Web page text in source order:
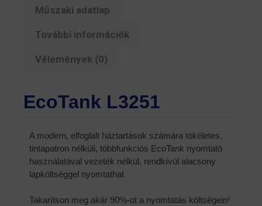
Műszaki adatlap
További információk
Vélemények (0)
EcoTank L3251
A modern, elfoglalt háztartások számára tökéletes,
tintapatron nélküli, többfunkciós EcoTank nyomtató
használatával vezeték nélkül, rendkívül alacsony
lapköltséggel nyomtathat
Takarítson meg akár 90%-ot a nyomtatás költségein¹